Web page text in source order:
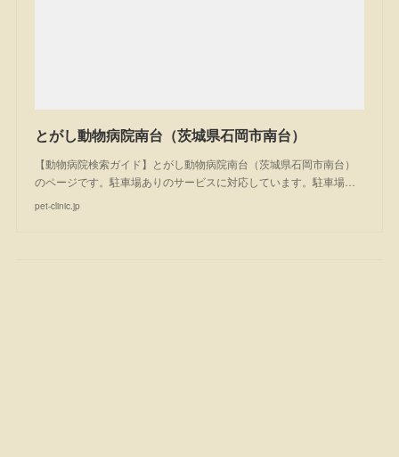
とがし動物病院南台（茨城県石岡市南台）
【動物病院検索ガイド】とがし動物病院南台（茨城県石岡市南台）
のページです。駐車場ありのサービスに対応しています。駐車場…
pet-clinic.jp